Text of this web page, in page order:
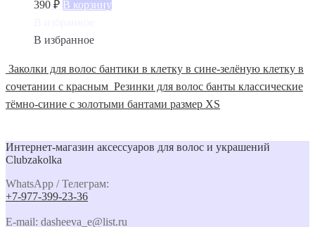
390 ₽ В корзину
В избранное
Заколки для волос бантики в клетку в сине-зелёную клетку в
сочетании с красным Резинки для волос банты классические
тёмно-синие с золотыми бантами размер XS
Интернет-магазин аксессуаров для волос и украшений
Clubzakolka
WhatsApp / Телеграм:
+7-977-399-23-36
E-mail: dasheeva_e@list.ru